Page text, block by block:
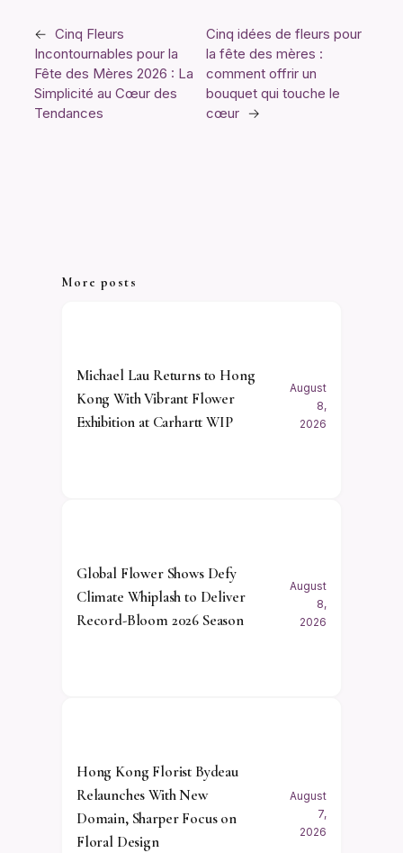
← Cinq Fleurs
Incontournables pour la
Fête des Mères 2026 : La
Simplicité au Cœur des
Tendances
Cinq idées de fleurs pour
la fête des mères :
comment offrir un
bouquet qui touche le
cœur →
More posts
Michael Lau Returns to Hong
Kong With Vibrant Flower
Exhibition at Carhartt WIP
August
8,
2026
Global Flower Shows Defy
Climate Whiplash to Deliver
Record-Bloom 2026 Season
August
8,
2026
Hong Kong Florist Bydeau
Relaunches With New
Domain, Sharper Focus on
Floral Design
August
7,
2026